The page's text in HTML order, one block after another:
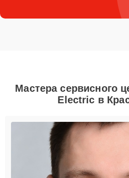
Мастера сервисного
Electric в